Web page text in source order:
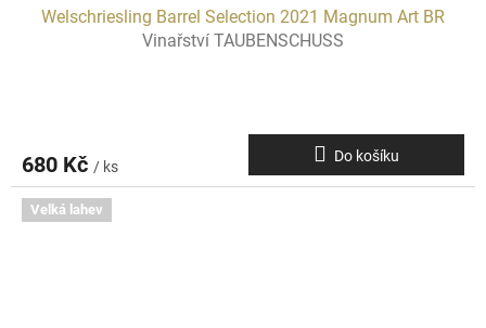
Welschriesling Barrel Selection 2021 Magnum Art BR
Vinařství TAUBENSCHUSS
680 Kč / ks
Do košíku
Velká lahev